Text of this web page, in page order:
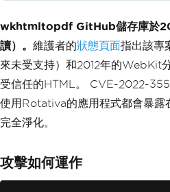
wkhtmltopdf GitHub儲存庫於
讀）。 維護者的狀態頁面指出該專
來未受支持）和2012年的WebKit
受信任的HTML。 CVE-2022-
使用Rotativa的應用程式都會暴露
完全淨化。
攻擊如何運作